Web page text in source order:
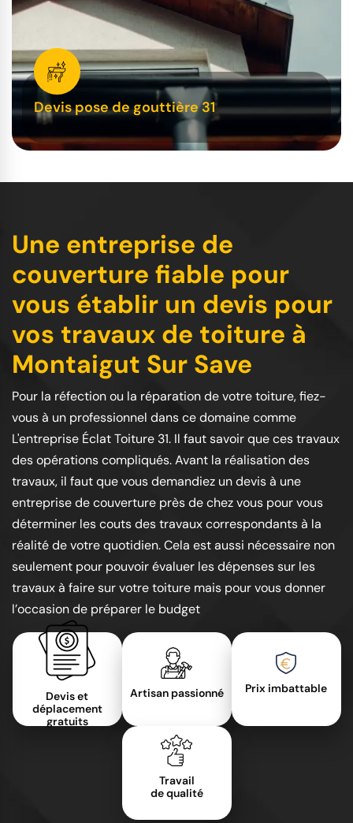
Devis pose de gouttière 31
Une entreprise de
couverture fiable pour
vous établir un devis pour
vos travaux de toiture à
Montaigut Sur Save
Pour la réfection ou la réparation de votre toiture, fiez-
vous à un professionnel dans ce domaine comme
L'entreprise Éclat Toiture 31. Il faut savoir que ces travaux
des opérations compliqués. Avant la réalisation des
travaux, il faut que vous demandiez un devis à une
entreprise de couverture près de chez vous pour vous
déterminer les couts des travaux correspondants à la
réalité de votre quotidien. Cela est aussi nécessaire non
seulement pour pouvoir évaluer les dépenses sur les
travaux à faire sur votre toiture mais pour vous donner
l’occasion de préparer le budget
Devis et
déplacement
gratuits
Artisan passionné Prix imbattable
Travail
de qualité